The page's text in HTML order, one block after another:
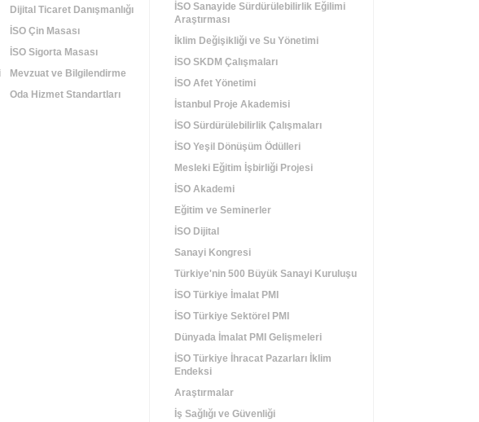
Dijital Ticaret Danışmanlığı
İSO Çin Masası
İSO Sigorta Masası
Mevzuat ve Bilgilendirme
Oda Hizmet Standartları
İSO Sanayide Sürdürülebilirlik Eğilimi
Araştırması
İklim Değişikliği ve Su Yönetimi
İSO SKDM Çalışmaları
İSO Afet Yönetimi
İstanbul Proje Akademisi
İSO Sürdürülebilirlik Çalışmaları
İSO Yeşil Dönüşüm Ödülleri
Mesleki Eğitim İşbirliği Projesi
İSO Akademi
Eğitim ve Seminerler
İSO Dijital
Sanayi Kongresi
Türkiye'nin 500 Büyük Sanayi Kuruluşu
İSO Türkiye İmalat PMI
İSO Türkiye Sektörel PMI
Dünyada İmalat PMI Gelişmeleri
İSO Türkiye İhracat Pazarları İklim
Endeksi
Araştırmalar
İş Sağlığı ve Güvenliği